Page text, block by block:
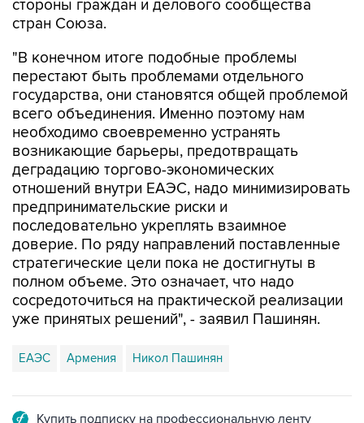
"В конечном итоге подобные проблемы
государства, они становятся общей проблемой
всего объединения. Именно поэтому нам
необходимо своевременно устранять
возникающие барьеры, предотвращать
деградацию торгово-экономических
отношений внутри ЕАЭС, надо минимизировать
предпринимательские риски и
последовательно укреплять взаимное
доверие. По ряду направлений поставленные
стратегические цели пока не достигнуты в
полном объеме. Это означает, что надо
сосредоточиться на практической реализации
уже принятых решений", - заявил Пашинян.
ЕАЭС Армения Никол Пашинян
Подписаться на рассылку главных новостей сайта